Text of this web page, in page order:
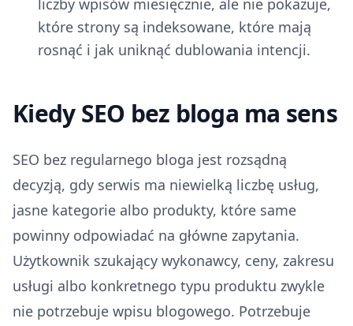
liczby wpisów miesięcznie, ale nie pokazuje,
które strony są indeksowane, które mają
rosnąć i jak uniknąć dublowania intencji.
Kiedy SEO bez bloga ma sens
SEO bez regularnego bloga jest rozsądną
decyzją, gdy serwis ma niewielką liczbę usług,
jasne kategorie albo produkty, które same
powinny odpowiadać na główne zapytania.
Użytkownik szukający wykonawcy, ceny, zakresu
usługi albo konkretnego typu produktu zwykle
nie potrzebuje wpisu blogowego. Potrzebuje